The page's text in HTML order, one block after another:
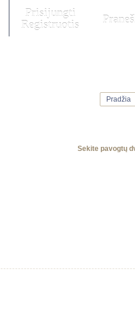
Prisijungti
Registruotis
Pradžia
Sekite pavogtų